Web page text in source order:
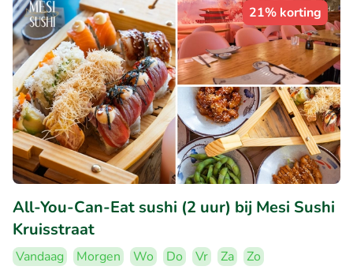
21% korting
All-You-Can-Eat sushi (2 uur) bij Mesi Sushi
Kruisstraat
Vandaag Morgen Wo Do Vr Za
Zo